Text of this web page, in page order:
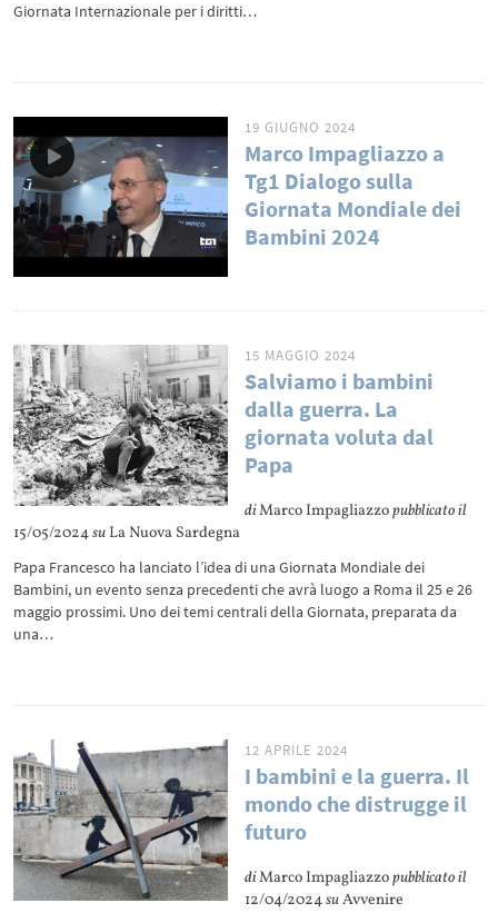
Giornata Internazionale per i diritti…
19 GIUGNO 2024
Marco Impagliazzo a
Tg1 Dialogo sulla
Giornata Mondiale dei
Bambini 2024
15 MAGGIO 2024
Salviamo i bambini
dalla guerra. La
giornata voluta dal
Papa
diMarco Impagliazzopubblicato il
15/05/2024su La Nuova Sardegna
Papa Francesco ha lanciato l’idea di una Giornata Mondiale dei
Bambini, un evento senza precedenti che avrà luogo a Roma il 25 e 26
maggio prossimi. Uno dei temi centrali della Giornata, preparata da
una…
12 APRILE 2024
I bambini e la guerra. Il
mondo che distrugge il
futuro
diMarco Impagliazzopubblicato il
12/04/2024suAvvenire